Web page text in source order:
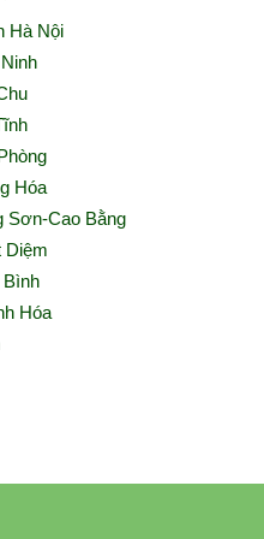
Hà Nội
Hóa
Sơn-Cao Bằng
Diệm
Bình
Hóa